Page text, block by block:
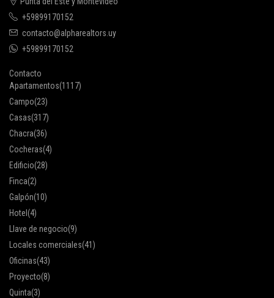
+59899170152
contacto@alpharealtors.uy
+59899170152
Contacto
Apartamentos(1117)
Campo(23)
Casas(317)
Chacra(36)
Cocheras(4)
Edificio(28)
Finca(2)
Galpón(10)
Hotel (4)
Llave de negocio(9)
Locales comerciales(41)
Oficinas(43)
Proyecto(8)
Quinta(3)